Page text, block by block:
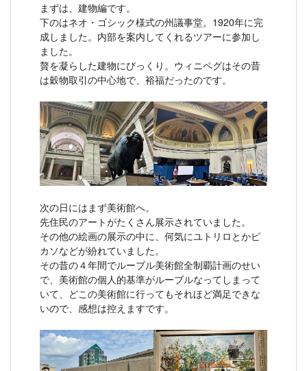
まずは、建物編です。
下のはネオ・ゴシック様式の州議事堂。1920年に完
成しました。内部を案内してくれるツアーに参加し
ました。
贅を凝らした建物にびっくり。ウィニペグはその昔
は穀物取引の中心地で、裕福だったのです。
次の日にはまず美術館へ。
先住民のアートがたくさん展示されていました。
その他の絵画の展示の中に、何気にユトリロとかピ
カソなどが紛れていました。
その昔の４年間でルーブル美術館全制覇計画のせい
で、美術館の個人的基準がルーブルなってしまって
いて、どこの美術館に行ってもそれほど満足できな
いので、感想は控えますです。